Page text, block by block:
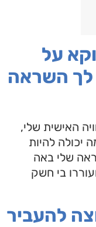
על
לך השראה
האישית שלי,
יכולה להיות
שלי באה
בי חשק
להעביר